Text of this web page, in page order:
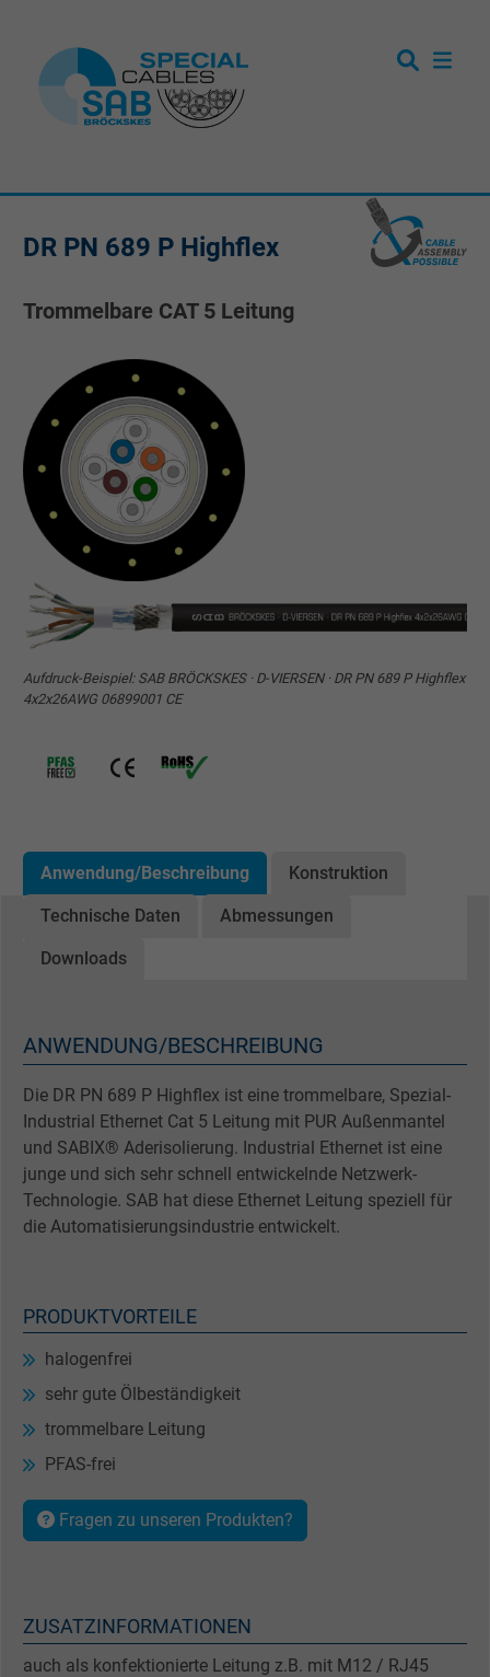
DR PN 689 P Highflex
Trommelbare CAT 5 Leitung
Aufdruck-Beispiel: SAB BRÖCKSKES · D-VIERSEN · DR PN 689 P Highflex
4x2x26AWG 06899001 CE
Anwendung/Beschreibung Konstruktion
Technische Daten Abmessungen
Downloads
ANWENDUNG/BESCHREIBUNG
Die DR PN 689 P Highflex ist eine trommelbare, Spezial-
Industrial Ethernet Cat 5 Leitung mit PUR Außenmantel
und SABIX® Aderisolierung. Industrial Ethernet ist eine
junge und sich sehr schnell entwickelnde Netzwerk-
Technologie. SAB hat diese Ethernet Leitung speziell für
die Automatisierungsindustrie entwickelt.
PRODUKTVORTEILE
halogenfrei
sehr gute Ölbeständigkeit
trommelbare Leitung
PFAS-frei
Fragen zu unseren Produkten?
ZUSATZINFORMATIONEN
auch als konfektionierte Leitung z.B. mit M12 / RJ45